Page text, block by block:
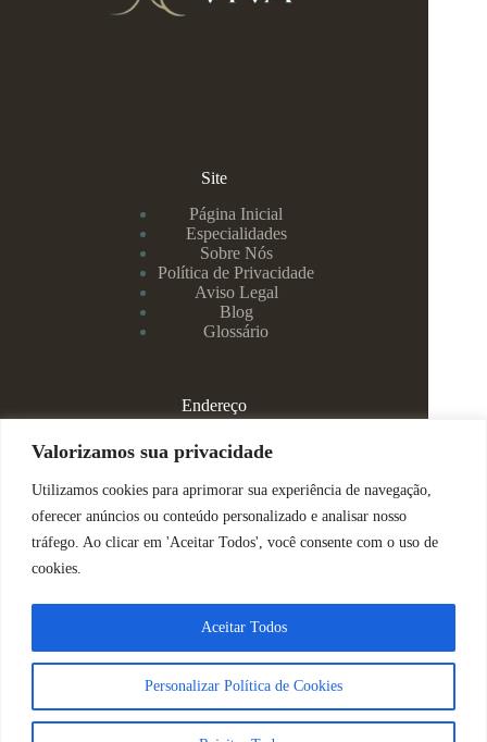
Valorizamos sua privacidade
Utilizamos cookies para aprimorar sua experiência de navegação,
oferecer anúncios ou conteúdo personalizado e analisar nosso
tráfego. Ao clicar em 'Aceitar Todos', você consente com o uso de
cookies.
Personalizar Política de Cookies
Aceitar Todos
experiência em nosso site.
Site
Página Inicial
Especialidades
Sobre Nós
Política de Privacidade
Aviso Legal
Blog
Glossário
Endereço
Rua Rei Alberto, 108 / 705 - Centro - Juiz de Fora/MG
(32) 99829-3800 - Dra Eduarda
Direitos Reservados @ Tabtech - 2023
Sobre Nós|Política de Privacidade